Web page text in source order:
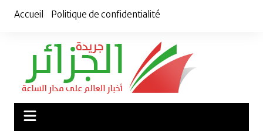
Accueil Politique de confidentialité